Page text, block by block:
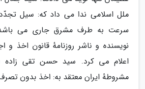
ملل اسلامی ندا می داد که: سیل
سرعت به طرف مشرق جاری می باشد
نویسنده و ناشر روزنامهٔ قانون اخذ و
اعلام می کرد. سید حسن تقی زاده
مشروطهٔ ایران معتقد به: اخذ بدون